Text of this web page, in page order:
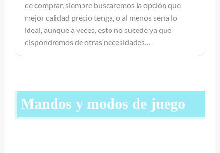
de comprar, siempre buscaremos la opción que
mejor calidad precio tenga, o al menos sería lo
ideal, aunque a veces, esto no sucede ya que
dispondremos de otras necesidades…
Mandos y modos de juego